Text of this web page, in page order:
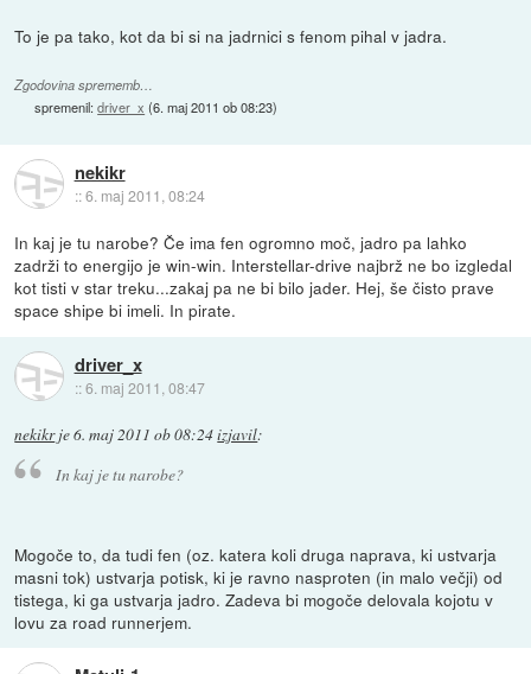
To je pa tako, kot da bi si na jadrnici s fenom pihal v jadra.
Zgodovina sprememb…
spremenil:driver_x (6. maj 2011 ob 08:23)
nekikr
::6. maj 2011, 08:24
In kaj je tu narobe? Če ima fen ogromno moč, jadro pa lahko
zadrži to energijo je win-win. Interstellar-drive najbrž ne bo izgledal
kot tisti v star treku...zakaj pa ne bi bilo jader. Hej, še čisto prave
space shipe bi imeli. In pirate.
driver_x
::6. maj 2011, 08:47
nekikrje6. maj 2011 ob 08:24izjavil:
In kaj je tu narobe?
Mogoče to, da tudi fen (oz. katera koli druga naprava, ki ustvarja
masni tok) ustvarja potisk, ki je ravno nasproten (in malo večji) od
tistega, ki ga ustvarja jadro. Zadeva bi mogoče delovala kojotu v
lovu za road runnerjem.